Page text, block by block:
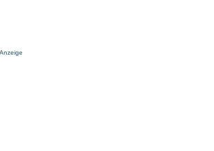
Anzeige